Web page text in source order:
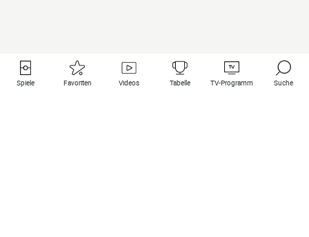
Spiele Favoriten Videos Tabelle TV-Programm Suche